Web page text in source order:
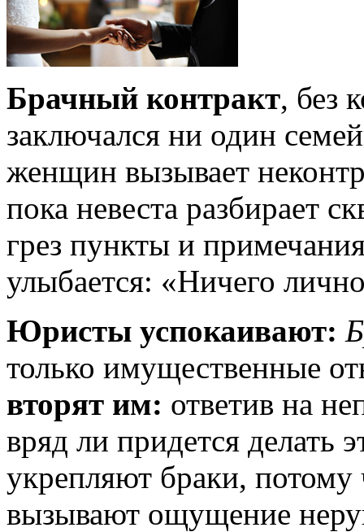
Брачный контракт, без
заключался ни один
женщин вызывает
пока невеста разбирает
грез пункты и
улыбается: «Ничего
Юристы успокаивают:
только имущественные
вторят им: ответив на
вряд ли придется
укрепляют браки, потому
вызывают ощущение